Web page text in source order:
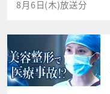
8月6日(木)放送分